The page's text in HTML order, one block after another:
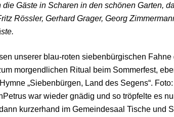
die Gäste in Scharen in den schönen Garten,
Rössler, Gerhard Grager, Georg
unserer blau-roten siebenbürgischen Fahne
morgendlichen Ritual beim Sommerfest,
„Siebenbürgen, Land des Segens“.
war wieder gnädig und so tröpfelte es
kurzerhand im Gemeindesaal Tische und